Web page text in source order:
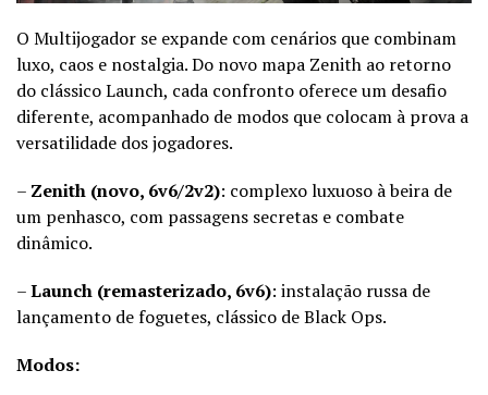
O Multijogador se expande com cenários que combinam
luxo, caos e nostalgia. Do novo mapa Zenith ao retorno
do clássico Launch, cada confronto oferece um desafio
diferente, acompanhado de modos que colocam à prova a
versatilidade dos jogadores.
– Zenith (novo, 6v6/2v2): complexo luxuoso à beira de
um penhasco, com passagens secretas e combate
dinâmico.
–Launch (remasterizado, 6v6): instalação russa de
lançamento de foguetes, clássico de Black Ops.
Modos: